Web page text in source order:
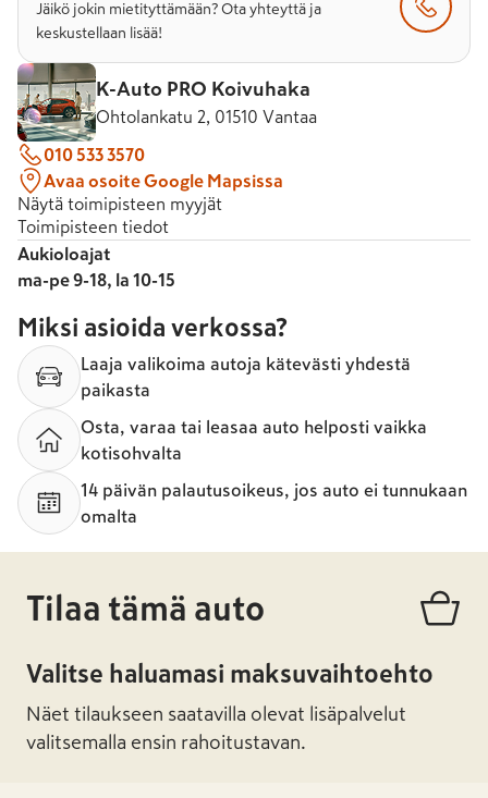
Jäikö jokin mietityttämään? Ota yhteyttä ja
keskustellaan lisää!
K-Auto PRO Koivuhaka
Ohtolankatu 2, 01510 Vantaa
010 533 3570
Avaa osoite Google Mapsissa
Näytä toimipisteen myyjät
Toimipisteen tiedot
Aukioloajat
ma-pe 9-18, la 10-15
Miksi asioida verkossa?
Laaja valikoima autoja kätevästi yhdestä
paikasta
Osta, varaa tai leasaa auto helposti vaikka
kotisohvalta
14 päivän palautusoikeus, jos auto ei tunnukaan
omalta
Tilaa tämä auto
Valitse haluamasi maksuvaihtoehto
Näet tilaukseen saatavilla olevat lisäpalvelut
valitsemalla ensin rahoitustavan.